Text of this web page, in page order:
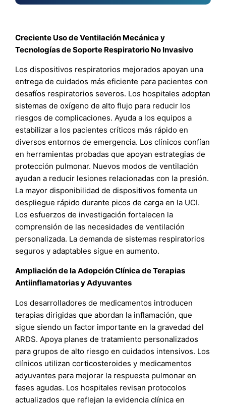
Creciente Uso de Ventilación Mecánica y
Tecnologías de Soporte Respiratorio No Invasivo
Los dispositivos respiratorios mejorados apoyan una
entrega de cuidados más eficiente para pacientes con
desafíos respiratorios severos. Los hospitales adoptan
sistemas de oxígeno de alto flujo para reducir los
riesgos de complicaciones. Ayuda a los equipos a
estabilizar a los pacientes críticos más rápido en
diversos entornos de emergencia. Los clínicos confían
en herramientas probadas que apoyan estrategias de
protección pulmonar. Nuevos modos de ventilación
ayudan a reducir lesiones relacionadas con la presión.
La mayor disponibilidad de dispositivos fomenta un
despliegue rápido durante picos de carga en la UCI.
Los esfuerzos de investigación fortalecen la
comprensión de las necesidades de ventilación
personalizada. La demanda de sistemas respiratorios
seguros y adaptables sigue en aumento.
Ampliación de la Adopción Clínica de Terapias
Antiinflamatorias y Adyuvantes
Los desarrolladores de medicamentos introducen
terapias dirigidas que abordan la inflamación, que
sigue siendo un factor importante en la gravedad del
ARDS. Apoya planes de tratamiento personalizados
para grupos de alto riesgo en cuidados intensivos. Los
clínicos utilizan corticosteroides y medicamentos
adyuvantes para mejorar la respuesta pulmonar en
fases agudas. Los hospitales revisan protocolos
actualizados que reflejan la evidencia clínica en